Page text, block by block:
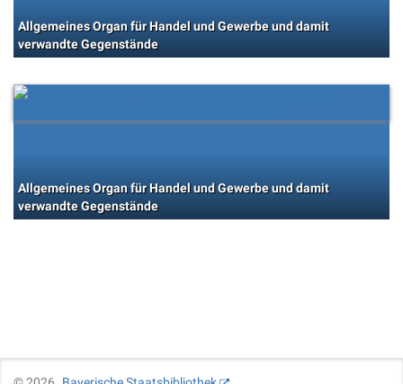
Allgemeines Organ für Handel und Gewerbe und damit
verwandte Gegenstände
Allgemeines Organ für Handel und Gewerbe und damit
verwandte Gegenstände